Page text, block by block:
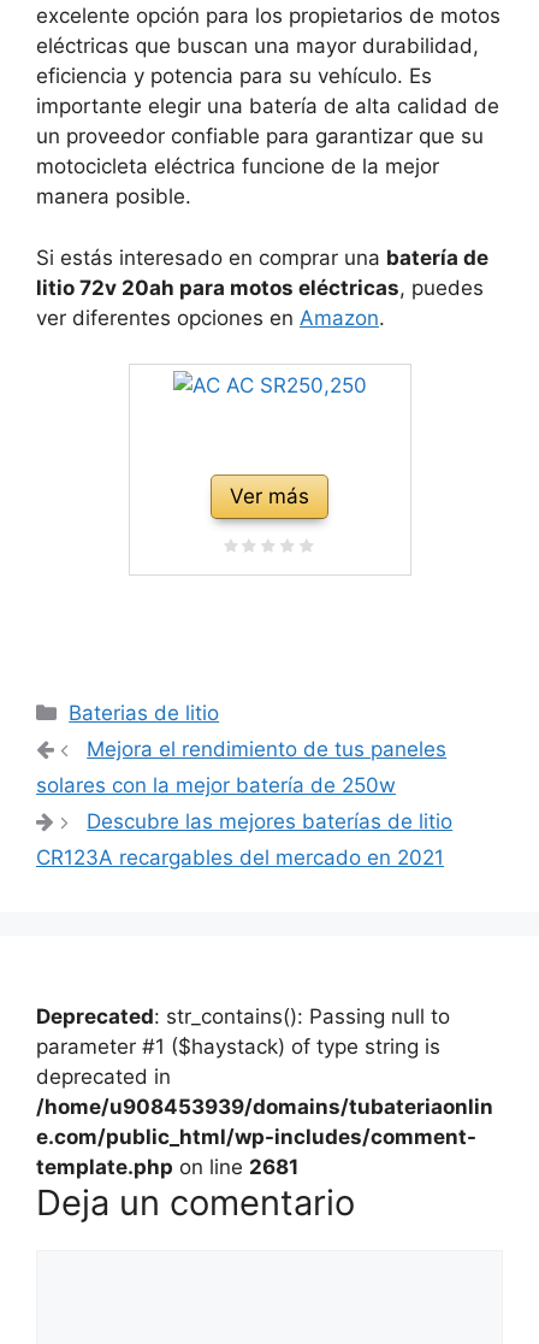
excelente opción para los propietarios de motos
eléctricas que buscan una mayor durabilidad,
eficiencia y potencia para su vehículo. Es
importante elegir una batería de alta calidad de
un proveedor confiable para garantizar que su
motocicleta eléctrica funcione de la mejor
manera posible.
Si estás interesado en comprar una batería de
litio 72v 20ah para motos eléctricas, puedes
ver diferentes opciones en Amazon.
Ver más
Categorías
Baterias de litio
Navegación
Mejora el rendimiento de tus paneles
solares con la mejor batería de 250w
Descubre las mejores baterías de litio
CR123A recargables del mercado en 2021
Deprecated: str_contains(): Passing null to
parameter #1 ($haystack) of type string is
deprecated in
/home/u908453939/domains/tubateriaonlin
e.com/public_html/wp-includes/comment-
template.php on line 2681
Deja un comentario